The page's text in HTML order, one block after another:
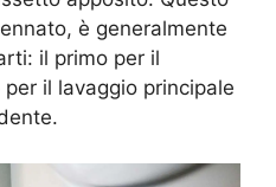
è generalmente
il primo per il
il lavaggio principale